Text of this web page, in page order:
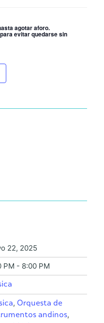
agotar aforo.
evitar quedarse sin
22, 2025
PM - 8:00 PM
, Orquesta de
andinos,